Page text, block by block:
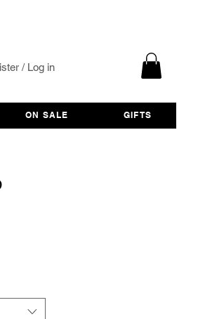
/ Log in
ON SALE GIFTS